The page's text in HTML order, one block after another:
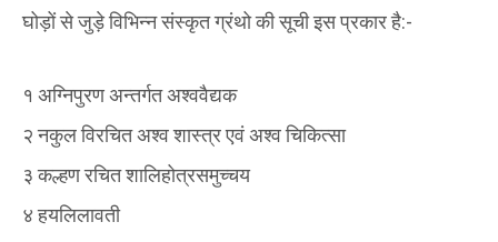
घोड़ों से जुड़े विभिन्न संस्कृत ग्रंथो की सूची इस प्रकार है:-
१ अग्निपुरण अन्तर्गत अश्ववैद्यक
२ नकुल विरचित अश्व शास्त्र एवं अश्व चिकित्सा
३ कल्हण रचित शालिहोत्रसमुच्चय
४ हयलिलावती